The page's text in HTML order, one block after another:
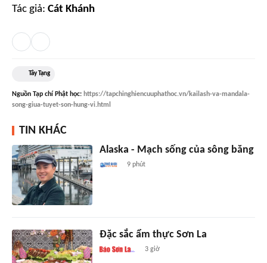
Tác giả: Cát Khánh
Tây Tạng
Nguồn Tạp chí Phật học: https://tapchinghiencuuphathoc.vn/kailash-va-mandala-
song-giua-tuyet-son-hung-vi.html
TIN KHÁC
Alaska - Mạch sống của sông băng
9 phút
Đặc sắc ẩm thực Sơn La
3 giờ